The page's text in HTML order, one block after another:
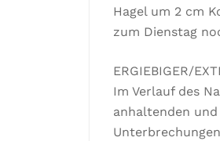
Hagel um 2 cm
zum Dienstag
ERGIEBIGER/
Im Verlauf des
anhaltenden